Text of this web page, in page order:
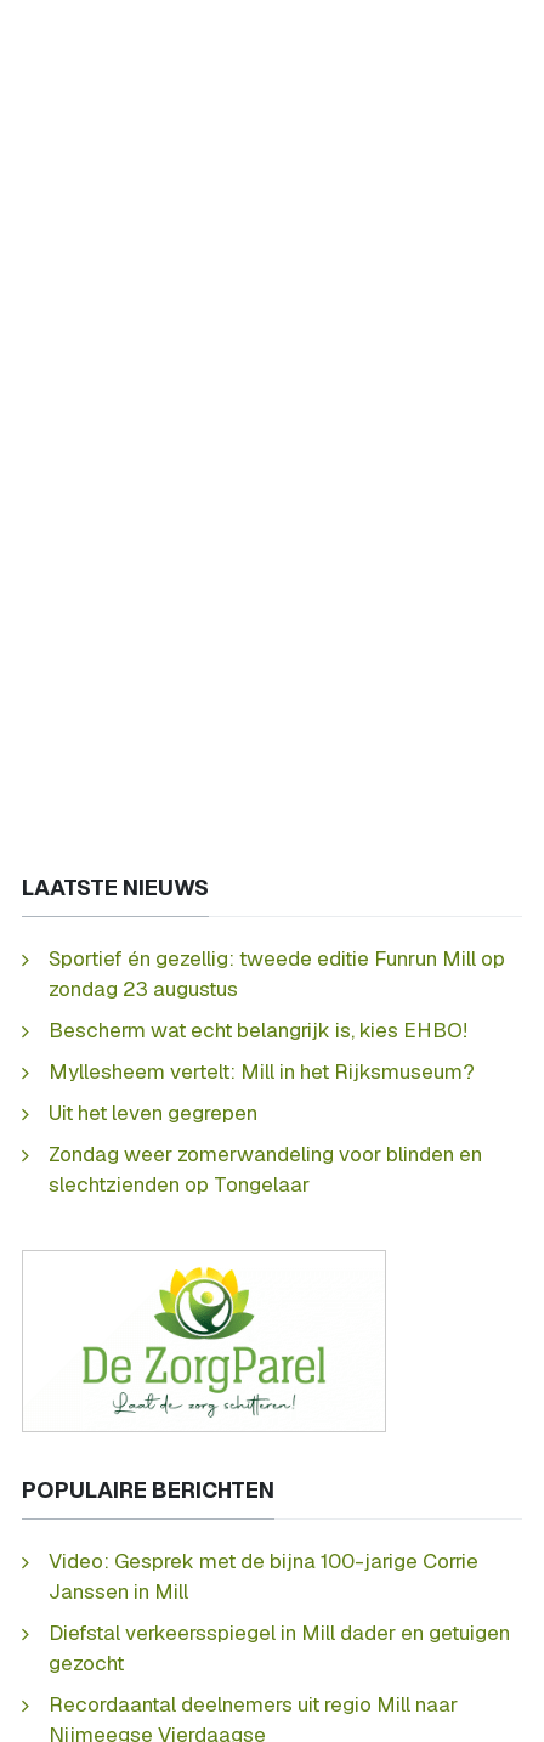
LAATSTE NIEUWS
Sportief én gezellig: tweede editie Funrun Mill op
zondag 23 augustus
Bescherm wat echt belangrijk is, kies EHBO!
Myllesheem vertelt: Mill in het Rijksmuseum?
Uit het leven gegrepen
Zondag weer zomerwandeling voor blinden en
slechtzienden op Tongelaar
POPULAIRE BERICHTEN
Video: Gesprek met de bijna 100-jarige Corrie
Janssen in Mill
Diefstal verkeersspiegel in Mill dader en getuigen
gezocht
Recordaantal deelnemers uit regio Mill naar
Nijmeegse Vierdaagse